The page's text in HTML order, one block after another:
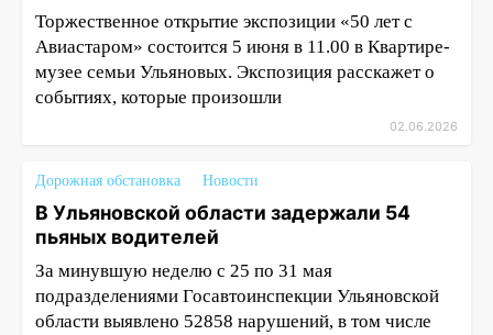
Торжественное открытие экспозиции «50 лет с
Авиастаром» состоится 5 июня в 11.00 в Квартире-
музее семьи Ульяновых. Экспозиция расскажет о
событиях, которые произошли
02.06.2026
Дорожная обстановка Новости
В Ульяновской области задержали 54
пьяных водителей
За минувшую неделю с 25 по 31 мая
подразделениями Госавтоинспекции Ульяновской
области выявлено 52858 нарушений, в том числе